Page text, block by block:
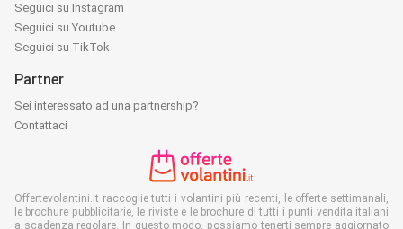
Seguici su Instagram
Seguici su Youtube
Seguici su TikTok
Partner
Sei interessato ad una partnership?
Contattaci
Offertevolantini.it raccoglie tutti i volantini più recenti, le offerte settimanali,
le brochure pubblicitarie, le riviste e le brochure di tutti i punti vendita italiani
a scadenza regolare. In questo modo, possiamo tenerti sempre aggiornato